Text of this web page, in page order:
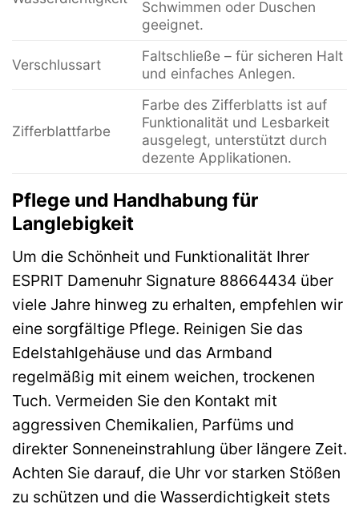
Schwimmen oder Duschen
geeignet.
Verschlussart
Faltschließe – für sicheren Halt
und einfaches Anlegen.
Zifferblattfarbe
Farbe des Zifferblatts ist auf
Funktionalität und Lesbarkeit
ausgelegt, unterstützt durch
dezente Applikationen.
Pflege und Handhabung für
Langlebigkeit
Um die Schönheit und Funktionalität Ihrer
ESPRIT Damenuhr Signature 88664434 über
viele Jahre hinweg zu erhalten, empfehlen wir
eine sorgfältige Pflege. Reinigen Sie das
Edelstahlgehäuse und das Armband
regelmäßig mit einem weichen, trockenen
Tuch. Vermeiden Sie den Kontakt mit
aggressiven Chemikalien, Parfüms und
direkter Sonneneinstrahlung über längere Zeit.
Achten Sie darauf, die Uhr vor starken Stößen
zu schützen und die Wasserdichtigkeit stets